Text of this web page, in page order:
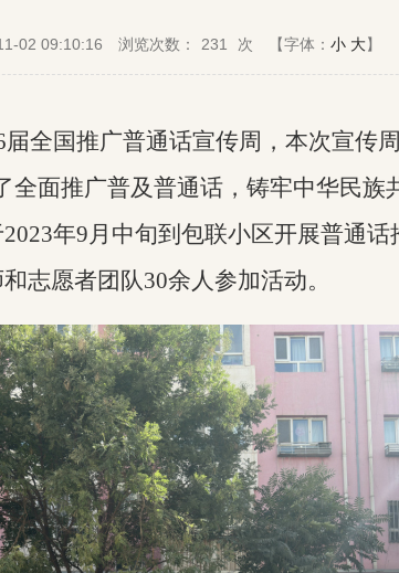
02 09:10:16 浏览次数： 231 次 【字体： 小 大】
届全国推广普通话宣传周，本次宣传
全面推广普及普通话 ，铸牢中华民族
2023年9月 中旬到包联小区开展普通话
志愿者团队30余人参加活动。